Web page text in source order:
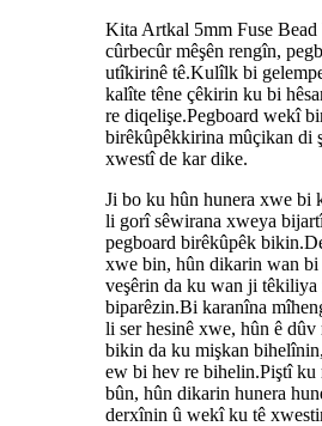
Kita Artkal 5mm Fuse Bead
cûrbecûr mêşên rengîn,
utîkirinê tê.Kulîlk bi
kalîte têne çêkirin ku bi
re diqelişe.Pegboard wekî
birêkûpêkkirina mûçikan di
xwestî de kar dike.
Ji bo ku hûn hunera xwe bi
li gorî sêwirana xweya
pegboard birêkûpêk
xwe bin, hûn dikarin wan
veşêrin da ku wan ji têkiliya
biparêzin.Bi karanîna
li ser hesinê xwe, hûn ê dûv
bikin da ku mişkan
ew bi hev re bihelin.Piştî ku
bûn, hûn dikarin hunera
derxînin û wekî ku tê